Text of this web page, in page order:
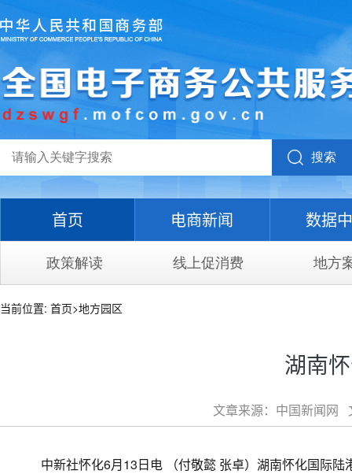
搜索
首页 电商新闻 数据
政策解读 线上促消费 地方
当前位置: 首页>地方园区
湖南
文章来源：中国新闻网
中新社怀化6月13日电 （付敬懿 张卓）湖南怀化国际陆